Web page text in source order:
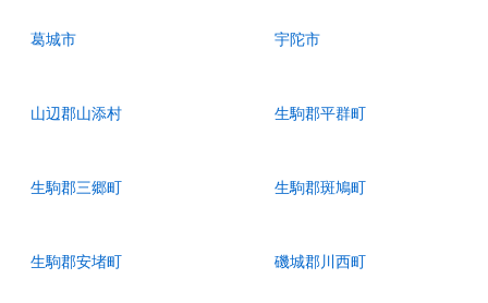
葛城市 宇陀市
山辺郡山添村 生駒郡平群町
生駒郡三郷町 生駒郡斑鳩町
生駒郡安堵町 磯城郡川西町